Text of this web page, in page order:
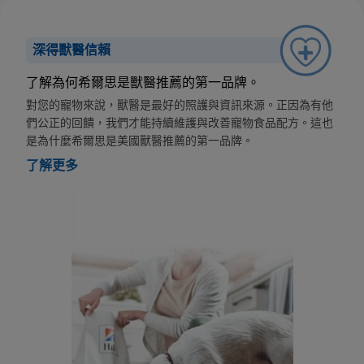
深得獸醫信賴
了解為何希爾思是獸醫推薦的第一品牌。
對您的寵物來說，獸醫是最好的照護與資訊來源。正因為有他
們公正的回饋，我們才能持續維護與改善寵物食品配方。這也
是為什麼希爾思是美國獸醫推薦的第一品牌。
了解更多